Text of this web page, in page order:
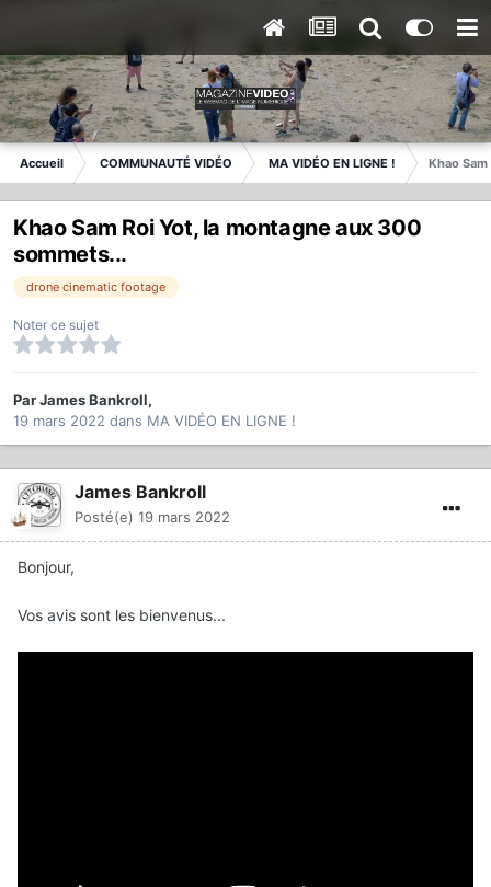
Accueil COMMUNAUTÉ VIDÉO MA VIDÉO EN LIGNE ! Khao
Khao Sam Roi Yot, la montagne aux 300
sommets...
drone cinematic footage
Noter ce sujet
ParJames Bankroll,
19 mars 2022 dans MA VIDÉO EN LIGNE !
James Bankroll
Posté(e) 19 mars 2022
Bonjour,
Vos avis sont les bienvenus...